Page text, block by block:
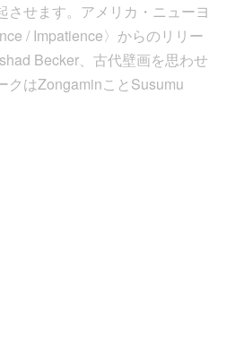
させます。アメリカ・ニューヨ
/ Impatience〉からのリリー
Becker、古代壁画を思わせ
クはZongaminことSusumu